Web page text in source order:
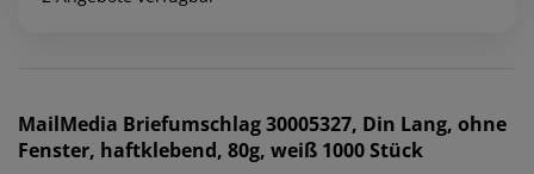
MailMedia Briefumschlag 30005327, Din Lang, ohne
Fenster, haftklebend, 80g, weiß 1000 Stück